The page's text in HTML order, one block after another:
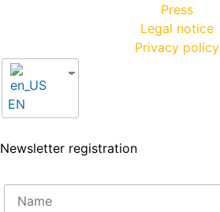
Press
Legal notice
Privacy policy
EN
Newsletter registration